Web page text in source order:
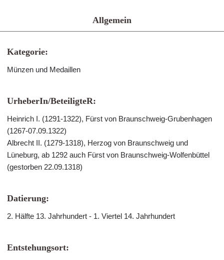
Allgemein
Kategorie:
Münzen und Medaillen
UrheberIn/BeteiligteR:
Heinrich I. (1291-1322), Fürst von Braunschweig-Grubenhagen
(1267-07.09.1322)
Albrecht II. (1279-1318), Herzog von Braunschweig und
Lüneburg, ab 1292 auch Fürst von Braunschweig-Wolfenbüttel
(gestorben 22.09.1318)
Datierung:
2. Hälfte 13. Jahrhundert - 1. Viertel 14. Jahrhundert
Entstehungsort: